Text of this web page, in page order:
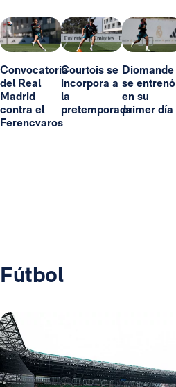
Convocatoria
del Real
Madrid
contra el
Ferencvaros
Courtois se
incorpora a
la
pretemporada
Diomande
se entrenó
en su
primer día
Fútbol